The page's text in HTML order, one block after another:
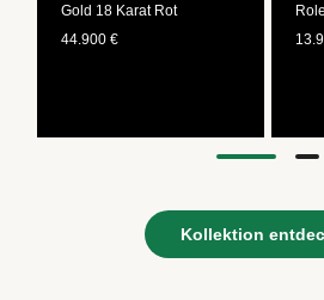
Gold 18 Karat Rot
44.900 €
Kollektion